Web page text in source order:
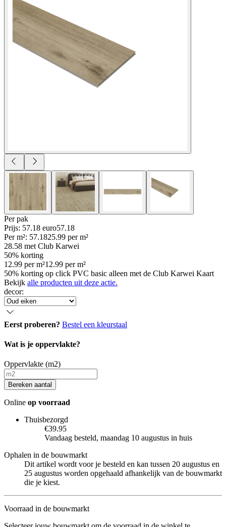
Per pak
Prijs: 57.18 euro57.18
Per m²: 57.1825.99 per m²
28.58 met Club Karwei
50% korting
12.99 per m²12.99 per m²
50% korting op click PVC basic alleen met de Club Karwei Kaart
Bekijk alle producten uit deze actie.
decor:
Eerst proberen? Bestel een kleurstaal
Wat is je oppervlakte?
Oppervlakte (m2)
Bereken aantal
Online op voorraad
Thuisbezorgd
€39.95
Vandaag besteld, maandag 10 augustus in huis
Ophalen in de bouwmarkt
Dit artikel wordt voor je besteld en kan tussen 20 augustus en
25 augustus worden opgehaald afhankelijk van de bouwmarkt
die je kiest.
Voorraad in de bouwmarkt